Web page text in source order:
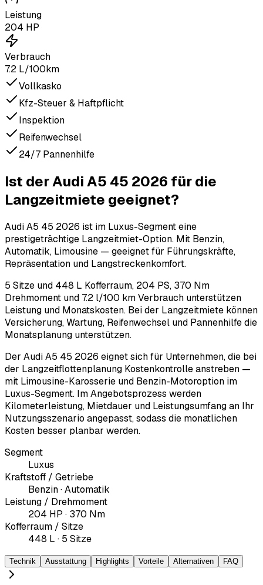
Leistung
204 HP
Verbrauch
7.2 L/100km
Vollkasko
Kfz-Steuer & Haftpflicht
Inspektion
Reifenwechsel
24/7 Pannenhilfe
Ist der Audi A5 45 2026 für die
Langzeitmiete geeignet?
Audi A5 45 2026 ist im Luxus-Segment eine
prestigeträchtige Langzeitmiet-Option. Mit Benzin,
Automatik, Limousine — geeignet für Führungskräfte,
Repräsentation und Langstreckenkomfort.
5 Sitze und 448 L Kofferraum, 204 PS, 370 Nm
Drehmoment und 7.2 l/100 km Verbrauch unterstützen
Leistung und Monatskosten. Bei der Langzeitmiete können
Versicherung, Wartung, Reifenwechsel und Pannenhilfe die
Monatsplanung unterstützen.
Der Audi A5 45 2026 eignet sich für Unternehmen, die bei
der Langzeitflottenplanung Kostenkontrolle anstreben —
mit Limousine-Karosserie und Benzin-Motoroption im
Luxus-Segment. Im Angebotsprozess werden
Kilometerleistung, Mietdauer und Leistungsumfang an Ihr
Nutzungsszenario angepasst, sodass die monatlichen
Kosten besser planbar werden.
Segment
Luxus
Kraftstoff / Getriebe
Benzin · Automatik
Leistung / Drehmoment
204 HP · 370 Nm
Kofferraum / Sitze
448 L · 5 Sitze
Technik Ausstattung Highlights Vorteile Alternativen FAQ